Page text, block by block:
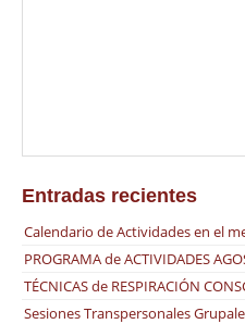
Entradas recientes
Calendario de Actividades en el
PROGRAMA de ACTIVIDADES
TÉCNICAS de RESPIRACIÓN
Sesiones Transpersonales